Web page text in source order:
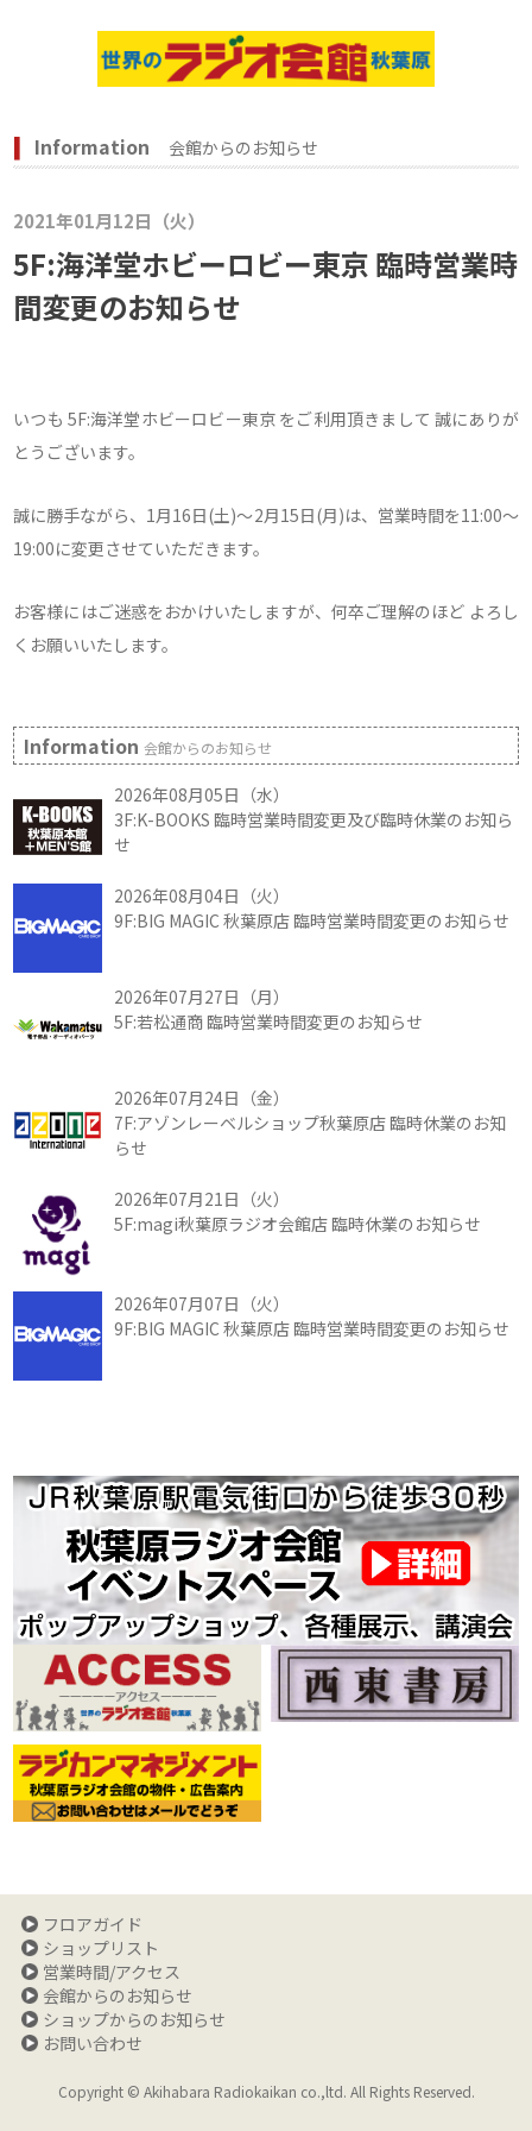
Information 会館からのお知らせ
2021年01月12日（火）
5F:海洋堂ホビーロビー東京 臨時営業時
間変更のお知らせ
いつも 5F:海洋堂ホビーロビー東京 をご利用頂きまして 誠にありが
とうございます。
誠に勝手ながら、1月16日(土)～2月15日(月)は、営業時間を11:00～
19:00に変更させていただきます。
お客様にはご迷惑をおかけいたしますが、何卒ご理解のほど よろし
くお願いいたします。
Information会館からのお知らせ
2026年08月05日（水）
3F:K-BOOKS 臨時営業時間変更及び臨時休業のお知ら
せ
2026年08月04日（火）
9F:BIG MAGIC 秋葉原店 臨時営業時間変更のお知らせ
2026年07月27日（月）
5F:若松通商 臨時営業時間変更のお知らせ
2026年07月24日（金）
7F:アゾンレーベルショップ秋葉原店 臨時休業のお知
らせ
2026年07月21日（火）
5F:magi秋葉原ラジオ会館店 臨時休業のお知らせ
2026年07月07日（火）
9F:BIG MAGIC 秋葉原店 臨時営業時間変更のお知らせ
フロアガイド
ショップリスト
営業時間/アクセス
会館からのお知らせ
ショップからのお知らせ
お問い合わせ
Copyright © Akihabara Radiokaikan co.,ltd. All Rights Reserved.